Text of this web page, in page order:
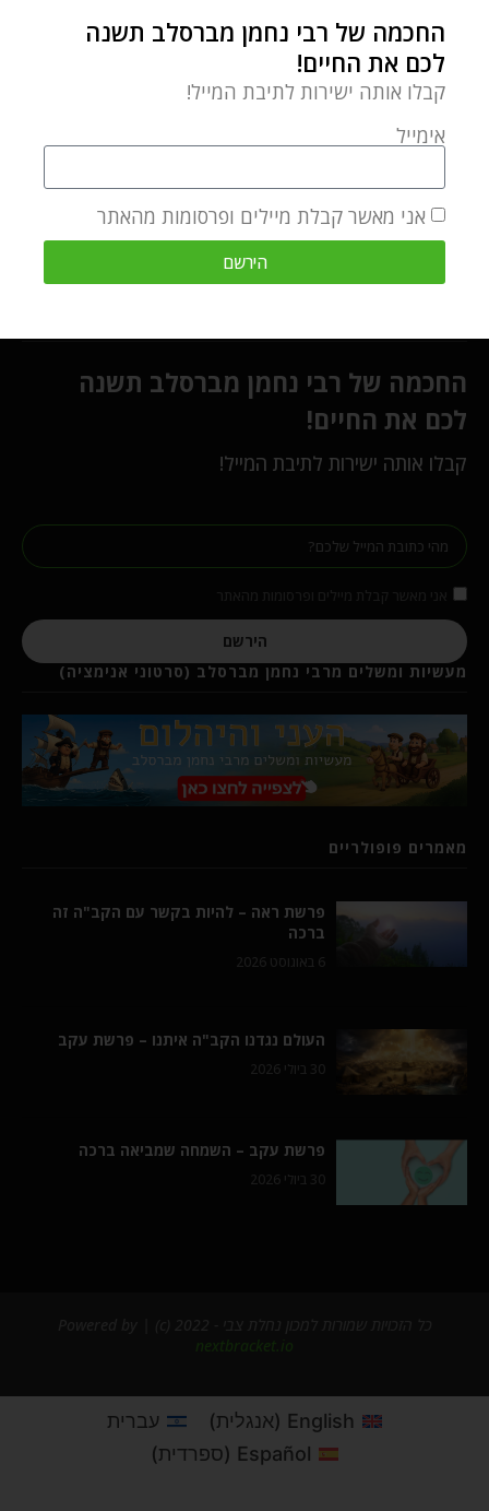
רשתות חברתיות
החכמה של רבי נחמן מברסלב תשנה
לכם את החיים!
קבלו אותה ישירות לתיבת המייל!
הירשם
מעשיות ומשלים מרבי נחמן מברסלב (סרטוני אנימציה)
מאמרים פופולריים
פרשת ראה – להיות בקשר עם הקב"ה זה
ברכה
6 באוגוסט 2026
העולם נגדנו הקב"ה איתנו – פרשת עקב
30 ביולי 2026
פרשת עקב – השמחה שמביאה ברכה
30 ביולי 2026
nextbracket.io
English
(אנגלית)
עברית
Español
(ספרדית)
החכמה של רבי נחמן מברסלב תשנה
לכם את החיים!
קבלו אותה ישירות לתיבת המייל!
אימייל
אני מאשר קבלת מיילים ופרסומות מהאתר
הירשם